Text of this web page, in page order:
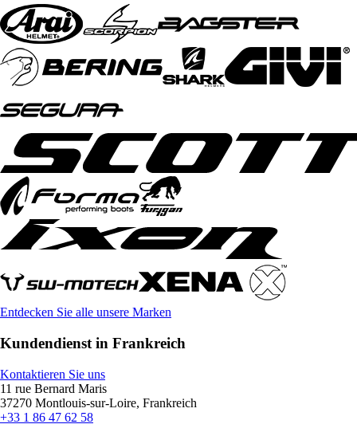
Entdecken Sie alle unsere Marken
Kundendienst in Frankreich
Kontaktieren Sie uns
11 rue Bernard Maris
37270 Montlouis-sur-Loire, Frankreich
+33 1 86 47 62 58